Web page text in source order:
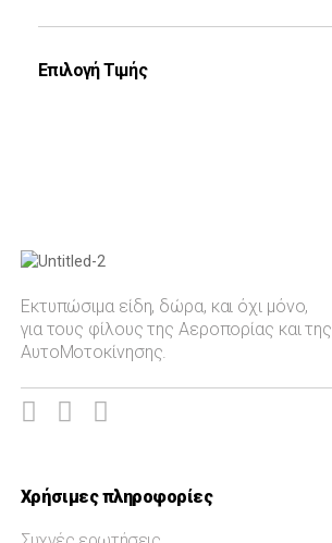
Ζεύς
Mirage 2000
Spitfire MJ755
AH-64 Apache
Πολιτική Αεροπορία
Ελληνική Αεροπορική Ισχύς
Ημερολόγια Τοίχου
Επιλογή Τιμής
Εκτυπώσιμα είδη, δώρα, και όχι μόνο,
για τους φίλους της Αεροπορίας και της
ΑυτοΜοτοκίνησης.
Χρήσιμες πληροφορίες